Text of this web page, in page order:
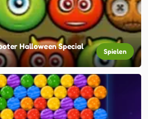
Halloween Special
Spielen